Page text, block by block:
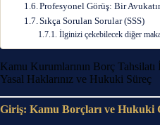
Profesyonel Görüş: Bir
Sıkça Sorulan Sorular (SSS)
İlginizi çekebilecek diğer
Kamu Kurumlarının Borç
Yasal Haklarınız ve Hukuki Süreç
Giriş: Kamu Borçları ve Hukuki